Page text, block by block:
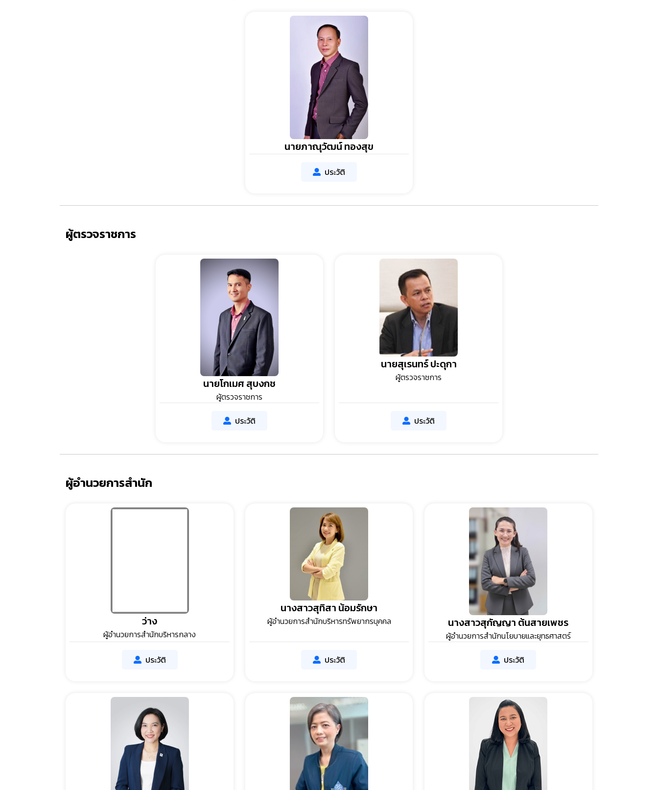
นายภาณุวัฒน์ ทองสุข
ประวัติ
ผู้ตรวจราชการ
นายโกเมศ สุบงกช
ผู้ตรวจราชการ
ประวัติ
นายสุเรนทร์ ปะดุกา
ผู้ตรวจราชการ
ประวัติ
ผู้อำนวยการสำนัก
ว่าง
ผู้อำนวยการสำนักบริหารกลาง
ประวัติ
นางสาวสุทิสา น้อมรักษา
ผู้อำนวยการสำนักบริหารทรัพยากรบุคคล
ประวัติ
นางสาวสุกัญญา ต้นสายเพชร
ผู้อำนวยการสำนักนโยบายและยุทธศาสตร์
ประวัติ